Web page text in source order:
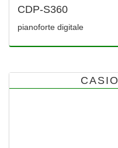
CDP-S360
pianoforte digitale
CASIO